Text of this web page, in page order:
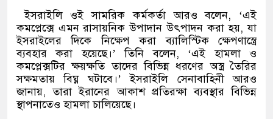
ইসরাইলি ওই সামরিক কর্মকর্তা আরও বলেন, ‘এই
কমপ্লেক্সে এমন রাসায়নিক উপাদান উৎপাদন করা হয়,যা
ইসরাইলের দিকে নিক্ষেপ করা ব্যালিস্টিক ক্ষেপণাস্ত্রে
ব্যবহার করা হয়েছে।’তিনি বলেন, ‘এই হামলা ও
কমপ্লেক্সটির ক্ষয়ক্ষতি তাদের বিভিন্ন ধরণের অস্ত্র তৈরির
সক্ষমতায় বিঘ্ন ঘটাবে।’ইসরাইলি সেনাবাহিনী আরও
জানায়,তারা ইরানের আকাশ প্রতিরক্ষা ব্যবস্থার বিভিন্ন
স্থাপনাতেও হামলা চালিয়েছে।